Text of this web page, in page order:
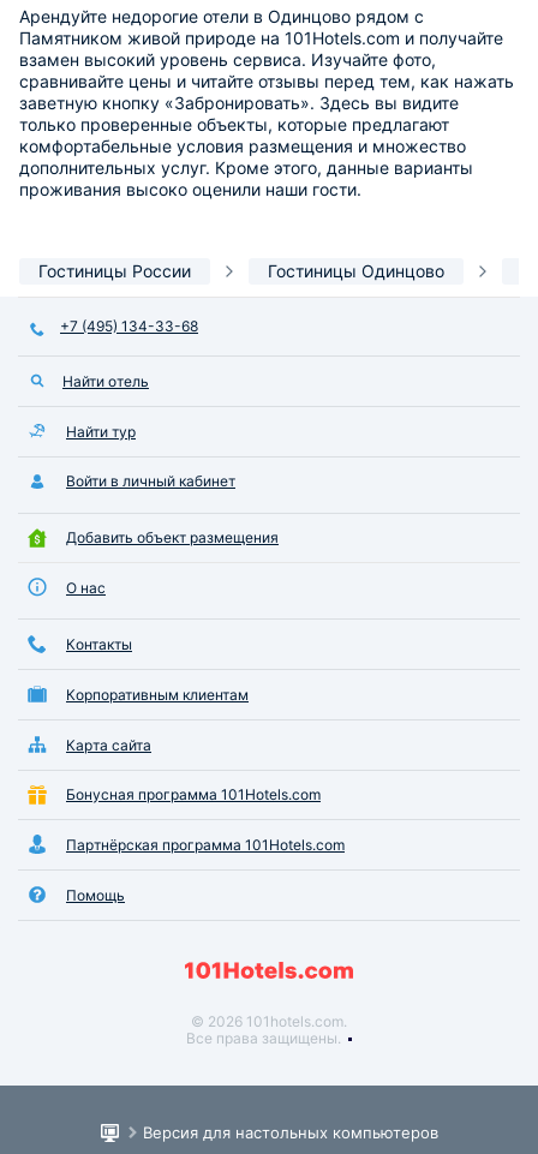
Арендуйте недорогие отели в Одинцово рядом с
Памятником живой природе на 101Hotels.com и получайте
взамен высокий уровень сервиса. Изучайте фото,
сравнивайте цены и читайте отзывы перед тем, как нажать
заветную кнопку «Забронировать». Здесь вы видите
только проверенные объекты, которые предлагают
комфортабельные условия размещения и множество
дополнительных услуг. Кроме этого, данные варианты
проживания высоко оценили наши гости.
Гостиницы России Гостиницы Одинцово
+7 (495) 134-33-68
Найти отель
Найти тур
Войти в личный кабинет
Добавить объект размещения
О нас
Контакты
Корпоративным клиентам
Карта сайта
Бонусная программа 101Hotels.com
Партнёрская программа 101Hotels.com
Помощь
© 2026 101hotels.com.
Все права защищены.
Версия для настольных компьютеров